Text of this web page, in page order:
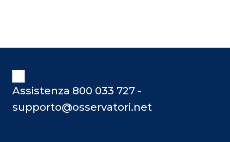
Assistenza 800 033 727 -
supporto@osservatori.net